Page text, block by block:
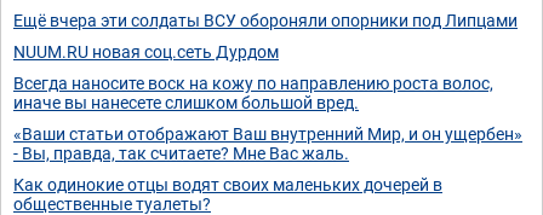
Ещё вчера эти солдаты ВСУ обороняли опорники под Липцами
NUUM.RU новая соц.сеть Дурдом
Всегда наносите воск на кожу по направлению роста волос,
иначе вы нанесете слишком большой вред.
«Ваши статьи отображают Ваш внутренний Мир, и он ущербен»
- Вы, правда, так считаете? Мне Вас жаль.
Как одинокие отцы водят своих маленьких дочерей в
общественные туалеты?